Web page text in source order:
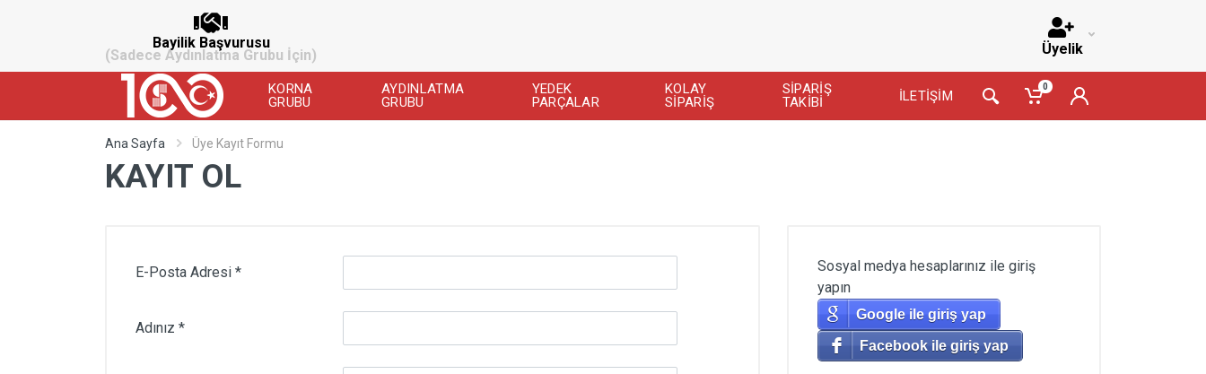
Bayilik Başvurusu
(Sadece Aydınlatma Grubu İçin) Üyelik
KORNA
GRUBU
AYDINLATMA
GRUBU
YEDEK
PARÇALAR
KOLAY
SİPARİŞ
SİPARİŞ
TAKİBİ
İLETİŞİM
0
Ana Sayfa Üye Kayıt Formu
KAYIT OL
E-Posta Adresi *
Adınız *
Sosyal medya hesaplarınız ile giriş
yapın
Google ile giriş yap
Facebook ile giriş yap